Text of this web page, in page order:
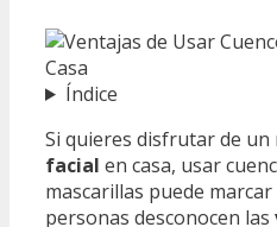
Índice
Si quieres disfrutar de un
facial en casa, usar
mascarillas puede
personas desconocen las